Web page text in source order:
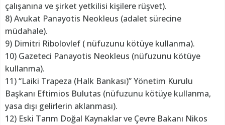
çalışanına ve şirket yetkilisi kişilere rüşvet).
8) Avukat Panayotis Neokleus (adalet sürecine
müdahale).
9) Dimitri Ribolovlef ( nüfuzunu kötüye kullanma).
10) Gazeteci Panayotis Neokleus (nüfuzunu kötüye
kullanma).
11) “Laiki Trapeza (Halk Bankası)” Yönetim Kurulu
Başkanı Eftimios Bulutas (nüfuzunu kötüye kullanma,
yasa dışı gelirlerin aklanması).
12) Eski Tarım Doğal Kaynaklar ve Çevre Bakanı Nikos